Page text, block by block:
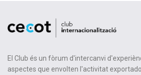
El Club és un fòrum d'intercanvi
aspectes que envolten l'activitat